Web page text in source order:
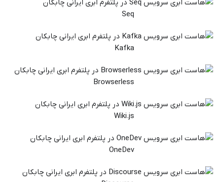
Seq
Kafka
Browserless
Wiki.js
OneDev